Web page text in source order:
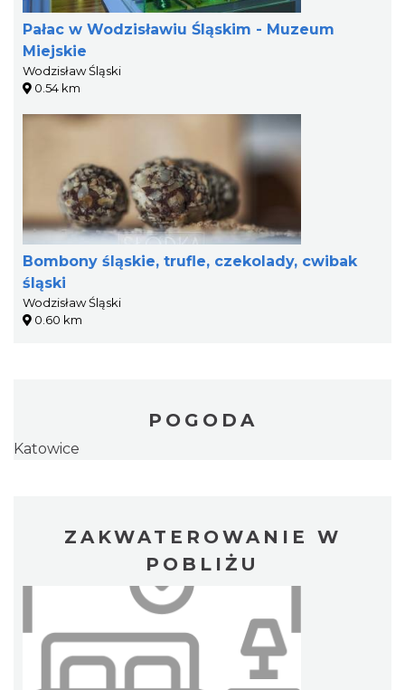
Pałac w Wodzisławiu Śląskim - Muzeum
Miejskie
Wodzisław Śląski
0.54 km
Bombony śląskie, trufle, czekolady, cwibak
śląski
Wodzisław Śląski
0.60 km
POGODA
Katowice
ZAKWATEROWANIE W
POBLIŻU